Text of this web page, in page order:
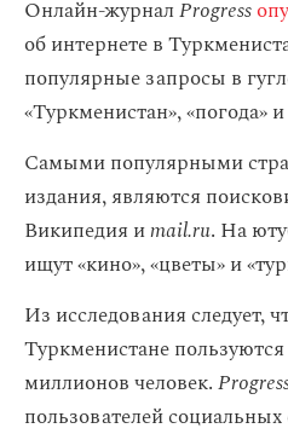
Онлайн-журналProgress
об интернете в
популярные запросы в
«Туркменистан», «погода»
Самыми популярными
издания, являются
Википедия иmail.ru. На
ищут «кино», «цветы» и
Из исследования следует,
Туркменистане
миллионов человек.
пользователей социальных